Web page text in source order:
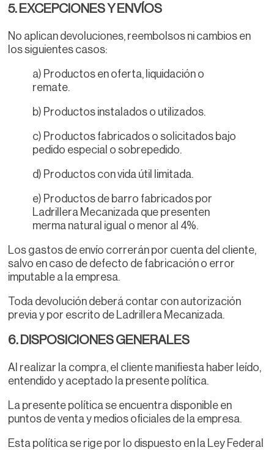
5. EXCEPCIONES Y ENVÍOS
No aplican devoluciones, reembolsos ni cambios en
los siguientes casos:
a) Productos en oferta, liquidación o
remate.
b) Productos instalados o utilizados.
c) Productos fabricados o solicitados bajo
pedido especial o sobrepedido.
d) Productos con vida útil limitada.
e) Productos de barro fabricados por
Ladrillera Mecanizada que presenten
merma natural igual o menor al 4%.
Los gastos de envío correrán por cuenta del cliente,
salvo en caso de defecto de fabricación o error
imputable a la empresa.
Toda devolución deberá contar con autorización
previa y por escrito de Ladrillera Mecanizada.
6. DISPOSICIONES GENERALES
Al realizar la compra, el cliente manifiesta haber leído,
entendido y aceptado la presente política.
La presente política se encuentra disponible en
puntos de venta y medios oficiales de la empresa.
Esta política se rige por lo dispuesto en la Ley Federal